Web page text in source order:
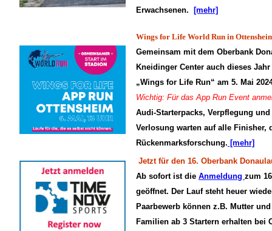
Erwachsenen. [mehr]
Wings for Life World Run in
Gemeinsam mit dem Oberbank
Kneidinger Center auch dieses
„Wings for Life Run“ am 5. Mai
Wichtig: Für das App Run Event
Audi-Starterpacks, Verpflegung
Verlosung warten auf alle Finisher,
Rückenmarksforschung. [mehr]
Jetzt für den 16. Oberbank
Ab sofort ist die Anmeldung zum
geöffnet. Der Lauf steht heuer
Paarbewerb können z.B. Mutter
Familien ab 3 Startern erhalten bei